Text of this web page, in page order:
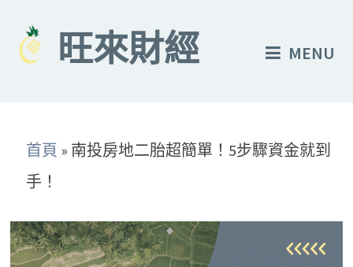
content
旺來財經 MENU
首頁 » 南投房地二胎超簡單！5步驟資金就到
手！